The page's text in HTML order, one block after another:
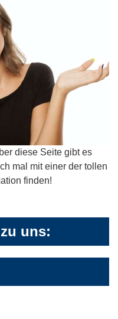
diese Seite gibt es
mal mit einer der tollen
finden!
uns: